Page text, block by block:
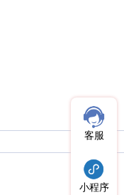
客服
小程序